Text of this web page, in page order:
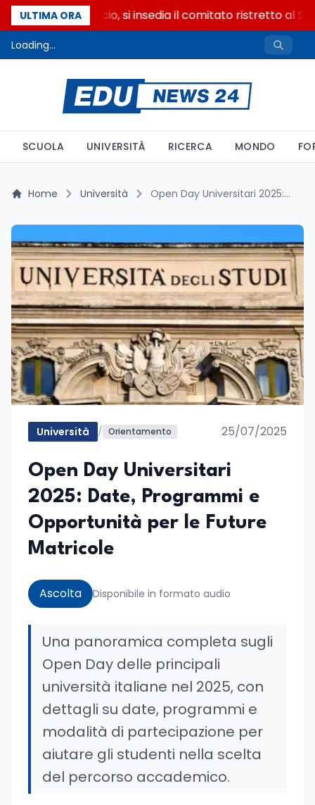
ULTIMA ORA
Riforma del calcio, si insedia il comitato ristretto al
Loading...
SCUOLA UNIVERSITÀ RICERCA MONDO
Home Università Open Day Universitari 2025: Date, Programmi e Opportunità per le Future Matricole
Università / Orientamento 25/07/2025
Open Day Universitari
2025: Date, Programmi e
Opportunità per le Future
Matricole
Ascolta Disponibile in formato audio
Una panoramica completa sugli
Open Day delle principali
università italiane nel 2025, con
dettagli su date, programmi e
modalità di partecipazione per
aiutare gli studenti nella scelta
del percorso accademico.